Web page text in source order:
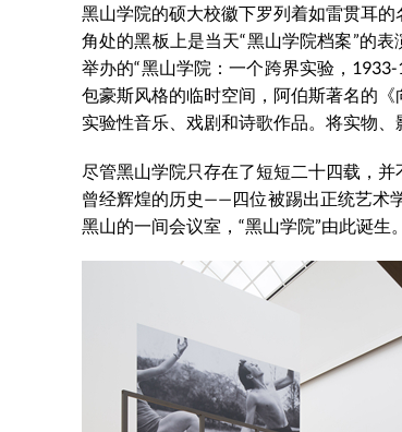
黑山学院的硕大校徽下罗列着如雷贯耳
角处的黑板上是当天“黑山学院档案”的
举办的“黑山学院：一个跨界实验，
包豪斯风格的临时空间，阿伯斯著名的
实验性音乐、戏剧和诗歌作品。将实物
尽管黑山学院只存在了短短二十四载，
曾经辉煌的历史——四位被踢出正统艺术
黑山的一间会议室，“黑山学院”由此诞生。